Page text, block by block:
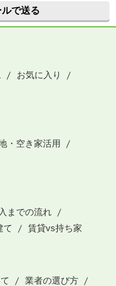
で送る
お気に入り
・空き家活用
までの流れ
て 賃貸vs持ち家
業者の選び方